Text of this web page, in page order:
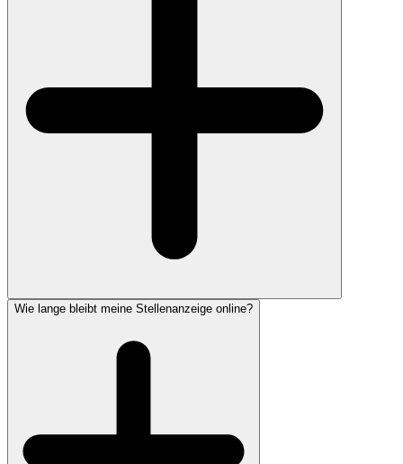
Wie lange bleibt meine Stellenanzeige online?